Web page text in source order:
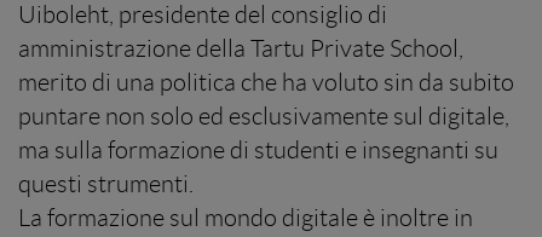
Uiboleht, presidente del consiglio di
amministrazione della Tartu Private School,
merito di una politica che ha voluto sin da subito
puntare non solo ed esclusivamente sul digitale,
ma sulla formazione di studenti e insegnanti su
questi strumenti.
La formazione sul mondo digitale è inoltre in